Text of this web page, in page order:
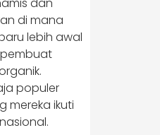
di mana
lebih awal
populer
mereka ikuti